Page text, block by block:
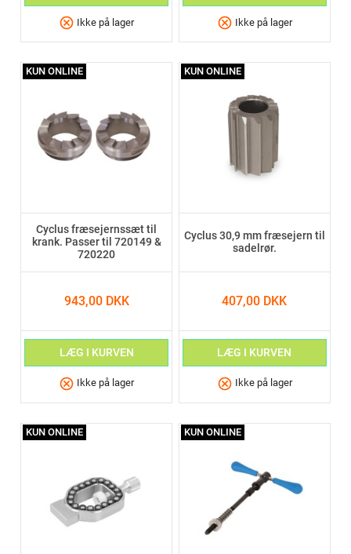
cancel Ikke på lager cancel Ikke på lager
Cyclus fræsejernssæt til
krank. Passer til 720149 &
720220
943,00 DKK
LÆG I KURVEN
cancel Ikke på lager
KUN ONLINE
Cyclus 30,9 mm fræsejern til
sadelrør.
407,00 DKK
LÆG I KURVEN
cancel Ikke på lager
KUN ONLINE
KUN ONLINE KUN ONLINE